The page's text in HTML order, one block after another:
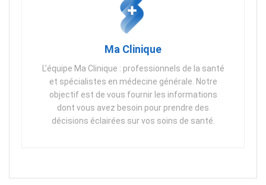
Ma Clinique
L'équipe Ma Clinique : professionnels de la santé
et spécialistes en médecine générale. Notre
objectif est de vous fournir les informations
dont vous avez besoin pour prendre des
décisions éclairées sur vos soins de santé.